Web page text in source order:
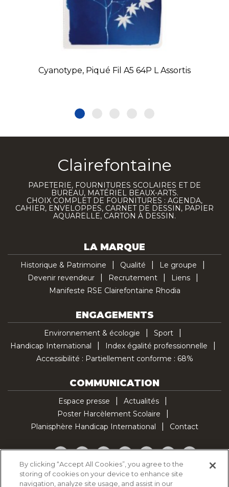
Cyanotype, Piqué Fil A5 64P L Assortis
Clairefontaine
PAPETERIE, FOURNITURES SCOLAIRES ET DE
BUREAU, MATÉRIEL BEAUX-ARTS.
CHOIX COMPLET DE FOURNITURES : AGENDA,
CAHIER, ENVELOPPES, CARNET DE DESSIN, PAPIER
AQUARELLE, CARTON À DESSIN.
LA MARQUE
Historique & Patrimoine Qualité
Le groupe
Devenir revendeur
Recrutement
Liens
Manifeste RSE Clairefontaine Rhodia
ENGAGEMENTS
Environnement & écologie
Sport
Handicap International
Index égalité professionnelle
Accessibilité : Partiellement conforme : 68%
COMMUNICATION
Espace presse
Actualités
Poster Harcèlement Scolaire
Planisphère Handicap International
Contact
Facebook
TwitterYouTubePinterestInstagramLinkedInTikTok
Politique d'utilisation des cookies
By clicking “Accept All Cookies”, you agree to the
storing of cookies on your device to enhance site
navigation, analyze site usage, and assist in our